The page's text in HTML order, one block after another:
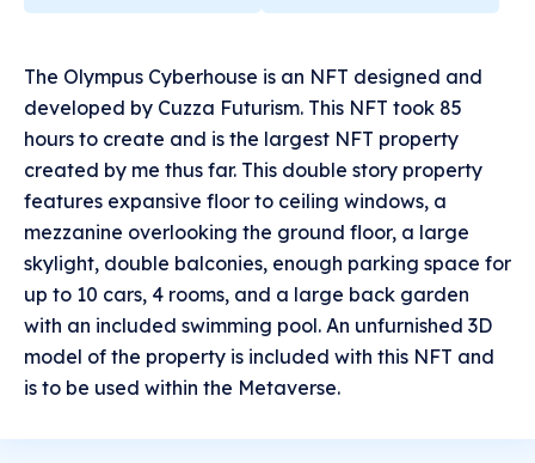
The Olympus Cyberhouse is an NFT designed and
developed by Cuzza Futurism. This NFT took 85
hours to create and is the largest NFT property
created by me thus far. This double story property
features expansive floor to ceiling windows, a
mezzanine overlooking the ground floor, a large
skylight, double balconies, enough parking space for
up to 10 cars, 4 rooms, and a large back garden
with an included swimming pool. An unfurnished 3D
model of the property is included with this NFT and
is to be used within the Metaverse.